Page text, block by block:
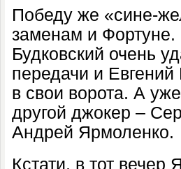
Победу же «сине-
заменам и
Будковский очень
передачи и
в свои ворота. А
другой джокер –
Андрей Ярмоленко.
Кстати, в тот